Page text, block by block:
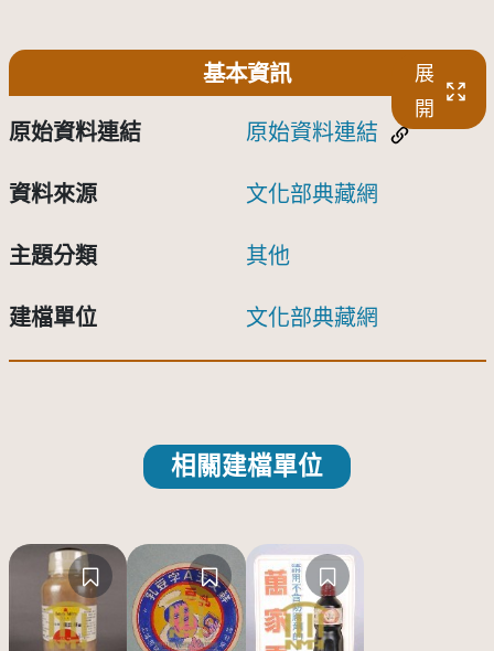
基本資訊
展
開
原始資料連結 原始資料連結
資料來源 文化部典藏網
主題分類 其他
建檔單位 文化部典藏網
相關建檔單位